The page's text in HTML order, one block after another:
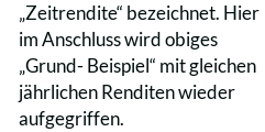
„Zeitrendite“ bezeichnet. Hier
im Anschluss wird obiges
„Grund- Beispiel“ mit gleichen
jährlichen Renditen wieder
aufgegriffen.